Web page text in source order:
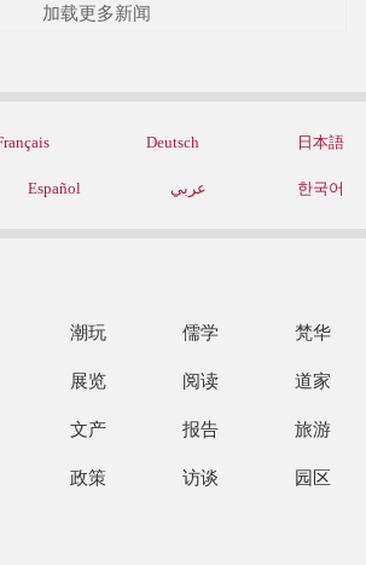
加载更多新闻
Deutsch 日本語
Español عربي 한국어
潮玩 儒学 梵华
展览 阅读 道家
文产 报告 旅游
政策 访谈 园区